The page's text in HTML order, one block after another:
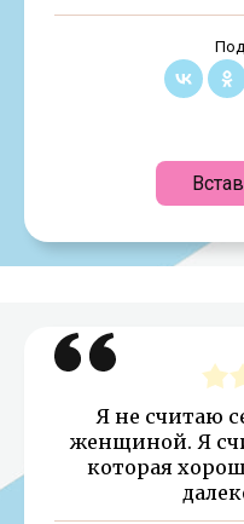
Я не считаю
женщиной. Я
которая